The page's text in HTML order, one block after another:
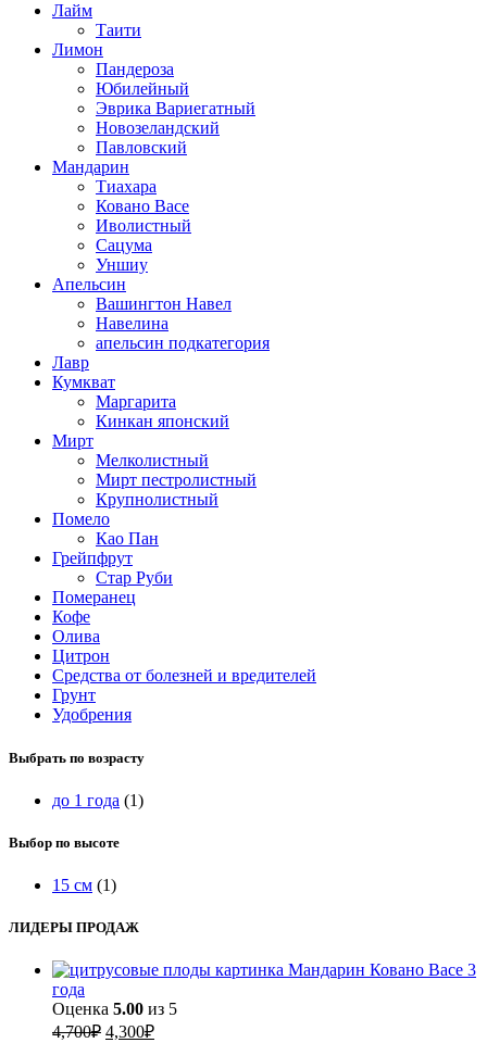
Лайм
Таити
Лимон
Пандероза
Юбилейный
Эврика Вариегатный
Новозеландский
Павловский
Мандарин
Тиахара
Ковано Васе
Иволистный
Сацума
Уншиу
Апельсин
Вашингтон Навел
Навелина
апельсин подкатегория
Лавр
Кумкват
Маргарита
Кинкан японский
Мирт
Мелколистный
Мирт пестролистный
Крупнолистный
Помело
Као Пан
Грейпфрут
Стар Руби
Померанец
Кофе
Олива
Цитрон
Средства от болезней и вредителей
Грунт
Удобрения
Выбрать по возрасту
до 1 года (1)
Выбор по высоте
15 см (1)
ЛИДЕРЫ ПРОДАЖ
Мандарин Ковано Васе 3
года
Оценка 5.00 из 5
4,700₽ Первоначальная
4,300₽Текущая